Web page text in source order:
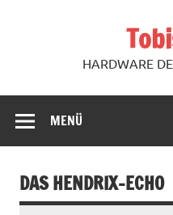
HARDWARE
MENÜ
DAS HENDRIX-ECHO